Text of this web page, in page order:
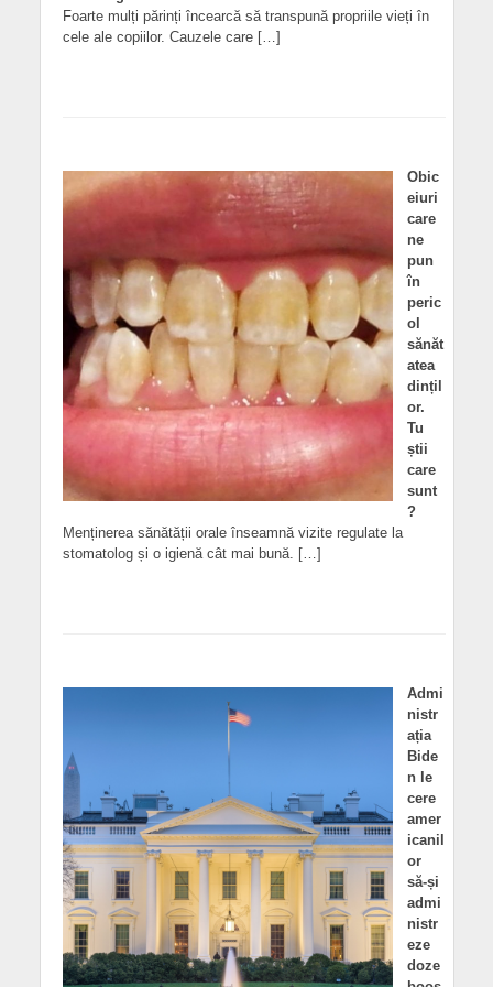
Foarte mulți părinți încearcă să transpună propriile vieți în
cele ale copiilor. Cauzele care […]
Obic
eiuri
care
ne
pun
în
peric
ol
sănăt
atea
dințil
or.
Tu
știi
care
sunt
?
Menținerea sănătății orale înseamnă vizite regulate la
stomatolog și o igienă cât mai bună. […]
Admi
nistr
ația
Bide
n le
cere
amer
icanil
or
să-și
admi
nistr
eze
doze